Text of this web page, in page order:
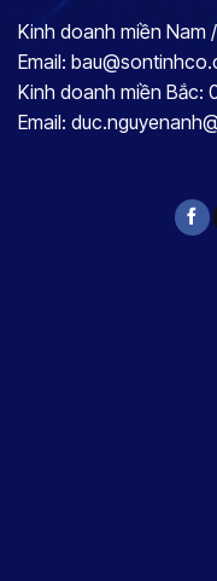
Kinh doanh miền Nam
Email:
Kinh doanh miền
Email: